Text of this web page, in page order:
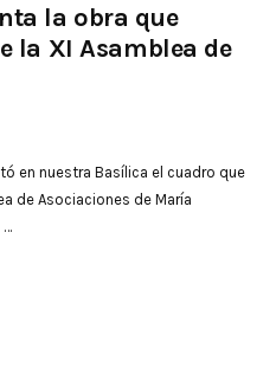
la obra que
la XI Asamblea de
en nuestra Basílica el cuadro que
de Asociaciones de María
…